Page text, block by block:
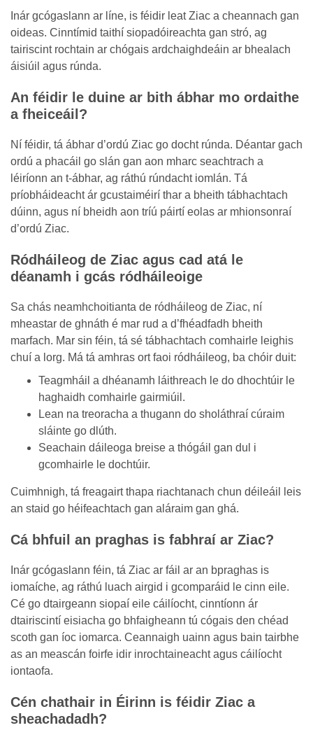
Inár gcógaslann ar líne, is féidir leat Ziac a cheannach gan
oideas. Cinntímid taithí siopadóireachta gan stró, ag
tairiscint rochtain ar chógais ardchaighdeáin ar bhealach
áisiúil agus rúnda.
An féidir le duine ar bith ábhar mo ordaithe
a fheiceáil?
Ní féidir, tá ábhar d’ordú Ziac go docht rúnda. Déantar gach
ordú a phacáil go slán gan aon mharc seachtrach a
léiríonn an t-ábhar, ag ráthú rúndacht iomlán. Tá
príobháideacht ár gcustaiméirí thar a bheith tábhachtach
dúinn, agus ní bheidh aon tríú páirtí eolas ar mhionsonraí
d’ordú Ziac.
Ródháileog de Ziac agus cad atá le
déanamh i gcás ródháileoige
Sa chás neamhchoitianta de ródháileog de Ziac, ní
mheastar de ghnáth é mar rud a d’fhéadfadh bheith
marfach. Mar sin féin, tá sé tábhachtach comhairle leighis
chuí a lorg. Má tá amhras ort faoi ródháileog, ba chóir duit:
Teagmháil a dhéanamh láithreach le do dhochtúir le
haghaidh comhairle gairmiúil.
Lean na treoracha a thugann do sholáthraí cúraim
sláinte go dlúth.
Seachain dáileoga breise a thógáil gan dul i
gcomhairle le dochtúir.
Cuimhnigh, tá freagairt thapa riachtanach chun déileáil leis
an staid go héifeachtach gan aláraim gan ghá.
Cá bhfuil an praghas is fabhraí ar Ziac?
Inár gcógaslann féin, tá Ziac ar fáil ar an bpraghas is
iomaíche, ag ráthú luach airgid i gcomparáid le cinn eile.
Cé go dtairgeann siopaí eile cáilíocht, cinntíonn ár
dtairiscintí eisiacha go bhfaigheann tú cógais den chéad
scoth gan íoc iomarca. Ceannaigh uainn agus bain tairbhe
as an meascán foirfe idir inrochtaineacht agus cáilíocht
iontaofa.
Cén chathair in Éirinn is féidir Ziac a
sheachadadh?